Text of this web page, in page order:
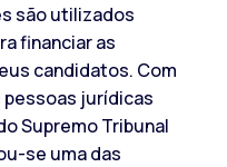
são utilizados
financiar as
candidatos. Com
jurídicas
Supremo Tribunal
se uma das